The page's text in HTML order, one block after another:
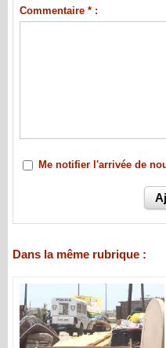
Commentaire * :
Me notifier l'arrivée de
Dans la même rubrique :